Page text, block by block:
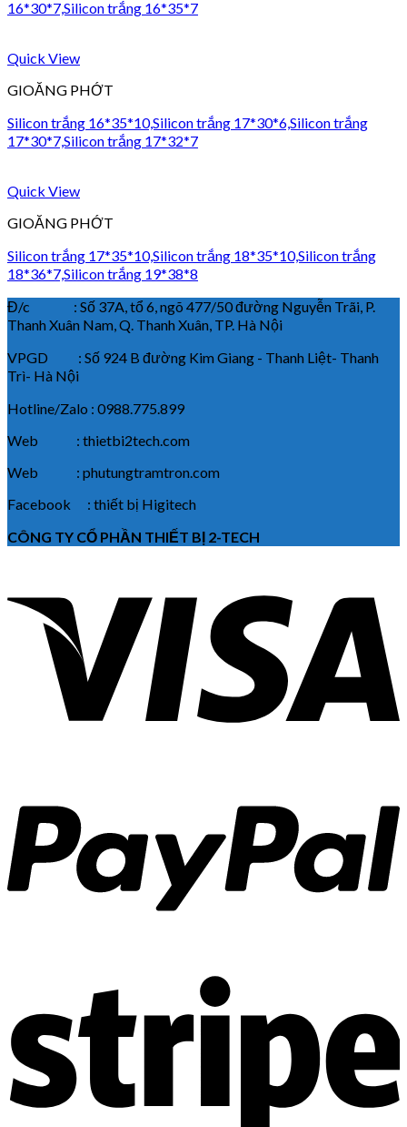
16*30*7,Silicon trắng 16*35*7
Quick View
GIOĂNG PHỚT
Silicon trắng 16*35*10,Silicon trắng 17*30*6,Silicon trắng
17*30*7,Silicon trắng 17*32*7
Quick View
GIOĂNG PHỚT
Silicon trắng 17*35*10,Silicon trắng 18*35*10,Silicon trắng
18*36*7,Silicon trắng 19*38*8
Đ/c : Số 37A, tổ 6, ngõ 477/50 đường Nguyễn Trãi, P.
Thanh Xuân Nam, Q. Thanh Xuân, TP. Hà Nội
VPGD : Số 924 B đường Kim Giang - Thanh Liệt- Thanh
Trì- Hà Nội
Hotline/Zalo : 0988.775.899
Web : thietbi2tech.com
Web : phutungtramtron.com
Facebook : thiết bị Higitech
CÔNG TY CỔ PHẦN THIẾT BỊ 2-TECH